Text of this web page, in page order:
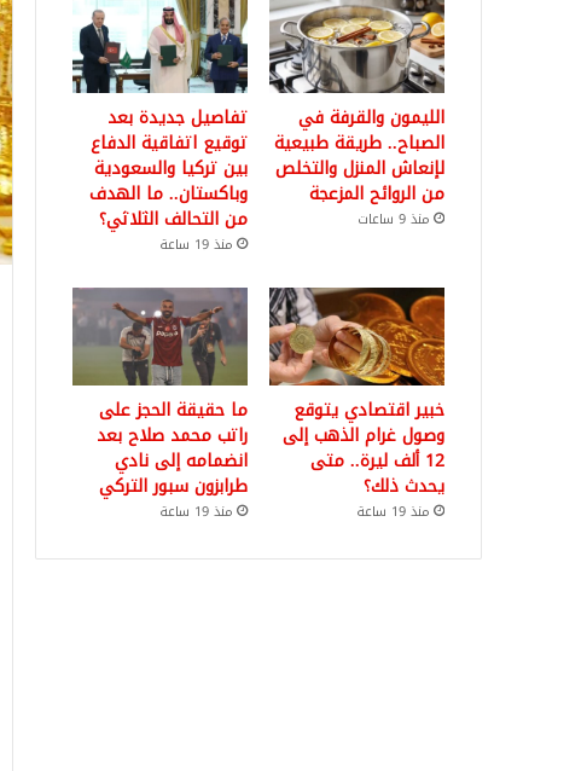
الليمون والقرفة في
الصباح.. طريقة طبيعية
لإنعاش المنزل والتخلص
من الروائح المزعجة
منذ 9 ساعات
تفاصيل جديدة بعد
توقيع اتفاقية الدفاع
بين تركيا والسعودية
وباكستان.. ما الهدف
من التحالف الثلاثي؟
منذ 19 ساعة
خبير اقتصادي يتوقع
وصول غرام الذهب إلى
12 ألف ليرة.. متى
يحدث ذلك؟
منذ 19 ساعة
ما حقيقة الحجز على
راتب محمد صلاح بعد
انضمامه إلى نادي
طرابزون سبور التركي
منذ 19 ساعة